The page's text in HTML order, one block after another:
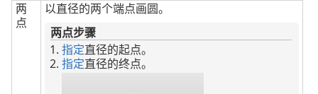
两
点
以直径的两个端点画圆。
两点步骤
指定直径的起点。
指定直径的终点。